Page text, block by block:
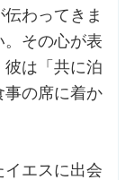
わってきま
その心が表
は「共に泊
事の席に着か
イエスに出会